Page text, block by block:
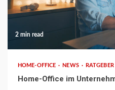
2 min read
HOME-OFFICE NEWS RATGEBER
Home-Office im